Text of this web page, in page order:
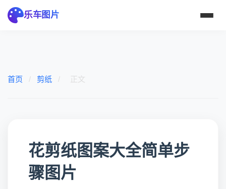
乐车图片
首页 / 剪纸 / 正文
花剪纸图案大全简单步
骤图片